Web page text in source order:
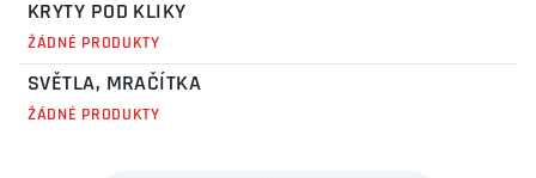
KRYTY POD KLIKY
ŽÁDNÉ PRODUKTY
SVĚTLA, MRAČÍTKA
ŽÁDNÉ PRODUKTY